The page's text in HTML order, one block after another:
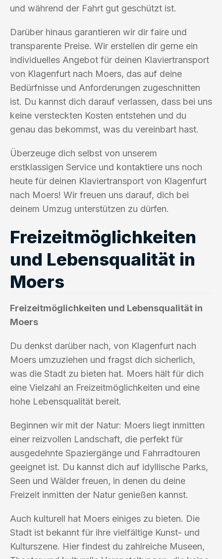
und während der Fahrt gut geschützt ist.
Darüber hinaus garantieren wir dir faire und
transparente Preise. Wir erstellen dir gerne ein
individuelles Angebot für deinen Klaviertransport
von Klagenfurt nach Moers, das auf deine
Bedürfnisse und Anforderungen zugeschnitten
ist. Du kannst dich darauf verlassen, dass bei uns
keine versteckten Kosten entstehen und du
genau das bekommst, was du vereinbart hast.
Überzeuge dich selbst von unserem
erstklassigen Service und kontaktiere uns noch
heute für deinen Klaviertransport von Klagenfurt
nach Moers! Wir freuen uns darauf, dich bei
deinem Umzug unterstützen zu dürfen.
Freizeitmöglichkeiten
und Lebensqualität in
Moers
Freizeitmöglichkeiten und Lebensqualität in
Moers
Du denkst darüber nach, von Klagenfurt nach
Moers umzuziehen und fragst dich sicherlich,
was die Stadt zu bieten hat. Moers hält für dich
eine Vielzahl an Freizeitmöglichkeiten und eine
hohe Lebensqualität bereit.
Beginnen wir mit der Natur: Moers liegt inmitten
einer reizvollen Landschaft, die perfekt für
ausgedehnte Spaziergänge und Fahrradtouren
geeignet ist. Du kannst dich auf idyllische Parks,
Seen und Wälder freuen, in denen du deine
Freizeit inmitten der Natur genießen kannst.
Auch kulturell hat Moers einiges zu bieten. Die
Stadt ist bekannt für ihre vielfältige Kunst- und
Kulturszene. Hier findest du zahlreiche Museen,